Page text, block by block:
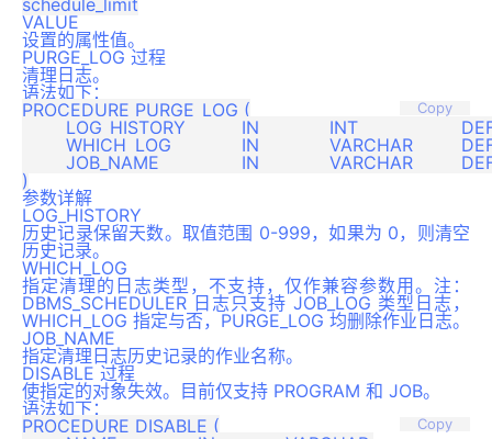
VALUE
设置的属性值。
PURGE_LOG 过程
清理日志。
语法如下：
Copy
PROCEDURE PURGE_LOG (
参数详解
LOG_HISTORY
历史记录保留天数。取值范围 0-999，如果为 0，则清空
历史记录。
WHICH_LOG
指定清理的日志类型，不支持，仅作兼容参数用。注：
DBMS_SCHEDULER 日志只支持 JOB_LOG 类型日志，
WHICH_LOG 指定与否，PURGE_LOG 均删除作业日志。
JOB_NAME
指定清理日志历史记录的作业名称。
DISABLE 过程
使指定的对象失效。目前仅支持 PROGRAM 和 JOB。
语法如下：
Copy
PROCEDURE DISABLE (